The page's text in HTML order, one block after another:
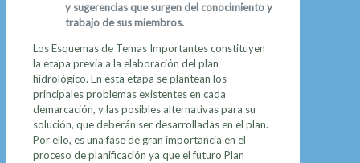
y sugerencias que surgen del conocimiento y
trabajo de sus miembros.
Los Esquemas de Temas Importantes constituyen
la etapa previa a la elaboración del plan
hidrológico. En esta etapa se plantean los
principales problemas existentes en cada
demarcación, y las posibles alternativas para su
solución, que deberán ser desarrolladas en el plan.
Por ello, es una fase de gran importancia en el
proceso de planificación ya que el futuro Plan